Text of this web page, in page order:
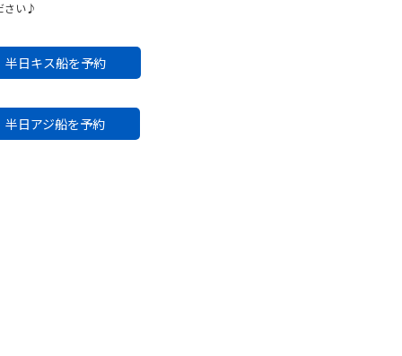
さい♪
半日キス船を予約
半日アジ船を予約